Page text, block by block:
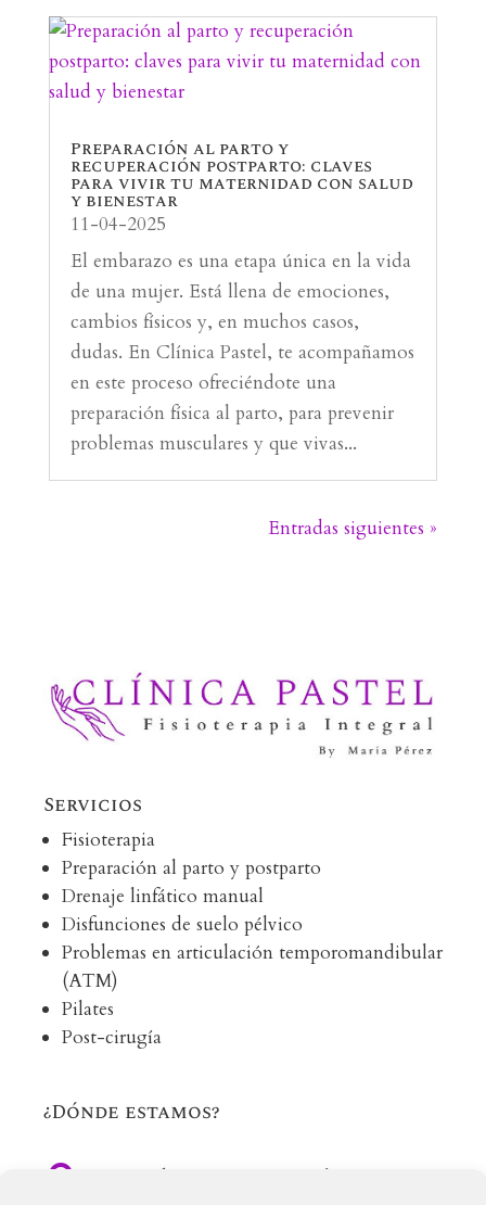
Preparación al parto y
recuperación postparto: claves
para vivir tu maternidad con salud
y bienestar
11-04-2025
El embarazo es una etapa única en la vida
de una mujer. Está llena de emociones,
cambios físicos y, en muchos casos,
dudas. En Clínica Pastel, te acompañamos
en este proceso ofreciéndote una
preparación física al parto, para prevenir
problemas musculares y que vivas...
Entradas siguientes »
Servicios
Fisioterapia
Preparación al parto y postparto
Drenaje linfático manual
Disfunciones de suelo pélvico
Problemas en articulación temporomandibular
(ATM)
Pilates
Post-cirugía
¿Dónde estamos?
 C/ Méndez Nuñez, 12, Local 16